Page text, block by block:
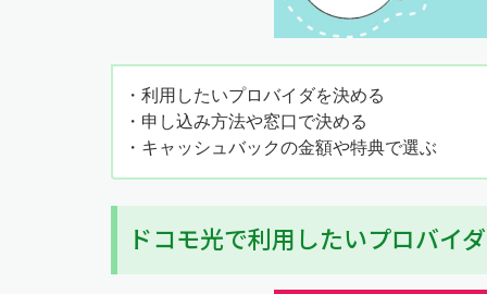
・利用したいプロバイダを決める
・申し込み方法や窓口で決める
・キャッシュバックの金額や特典で選ぶ
ドコモ光で利用したいプロバイ